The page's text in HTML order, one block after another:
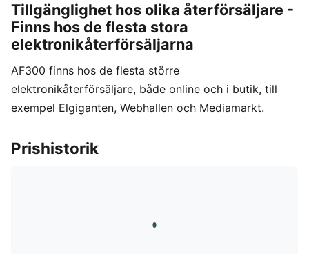
Tillgänglighet hos olika återförsäljare -
Finns hos de flesta stora
elektronikåterförsäljarna
AF300 finns hos de flesta större
elektronikåterförsäljare, både online och i butik, till
exempel Elgiganten, Webhallen och Mediamarkt.
Prishistorik